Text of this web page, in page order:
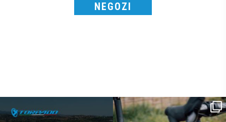
NEGOZI
IBF sta per...
Kepler R è la gravel pensata per affrontare
lunghe...